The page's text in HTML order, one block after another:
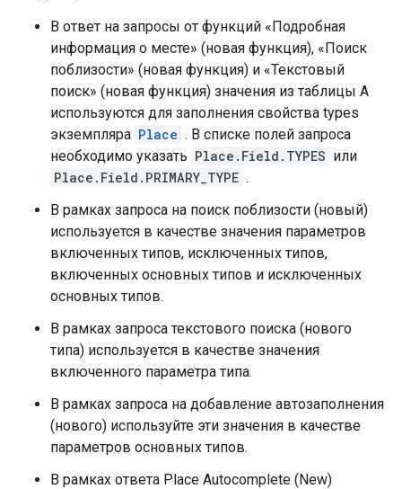
В ответ на запросы от функций «Подробная
информация о месте» (новая функция), «Поиск
поблизости» (новая функция) и «Текстовый
поиск» (новая функция) значения из таблицы A
используются для заполнения свойства types
экземпляра Place . В списке полей запроса
необходимо указать Place.Field.TYPES или
Place.Field.PRIMARY_TYPE .
В рамках запроса на поиск поблизости (новый)
используется в качестве значения параметров
включенных типов, исключенных типов,
включенных основных типов и исключенных
основных типов.
В рамках запроса текстового поиска (нового
типа) используется в качестве значения
включенного параметра типа.
В рамках запроса на добавление автозаполнения
(нового) используйте эти значения в качестве
параметров основных типов.
В рамках ответа Place Autocomplete (New)